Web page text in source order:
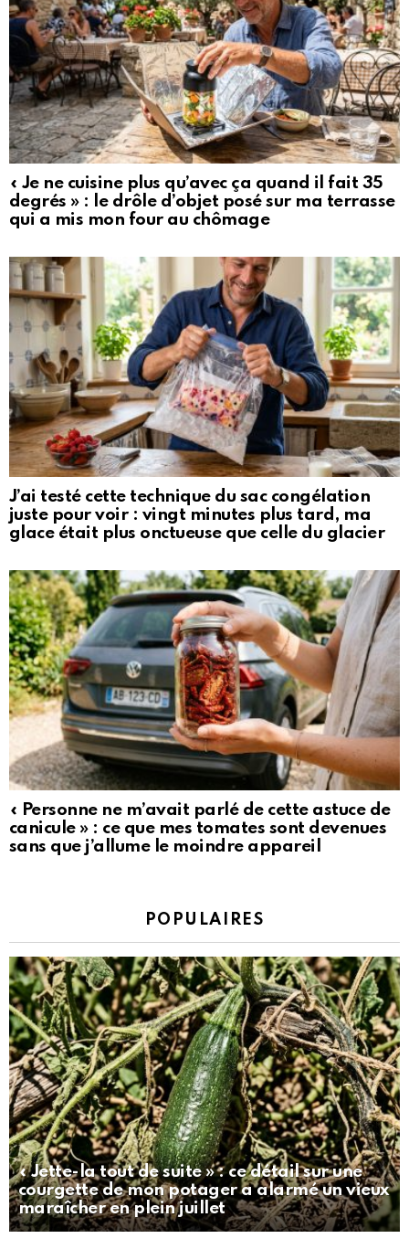
« Je ne cuisine plus qu’avec ça quand il fait 35
degrés » : le drôle d’objet posé sur ma terrasse
qui a mis mon four au chômage
J’ai testé cette technique du sac congélation
juste pour voir : vingt minutes plus tard, ma
glace était plus onctueuse que celle du glacier
« Personne ne m’avait parlé de cette astuce de
canicule » : ce que mes tomates sont devenues
sans que j’allume le moindre appareil
POPULAIRES
« Jette-la tout de suite » : ce détail sur une
courgette de mon potager a alarmé un vieux
maraîcher en plein juillet